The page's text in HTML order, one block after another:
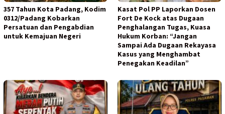
357 Tahun Kota Padang, Kodim
0312/Padang Kobarkan
Persatuan dan Pengabdian
untuk Kemajuan Negeri
Kasat Pol PP Laporkan Dosen
Fort De Kock atas Dugaan
Penghalangan Tugas, Kuasa
Hukum Korban: “Jangan
Sampai Ada Dugaan Rekayasa
Kasus yang Menghambat
Penegakan Keadilan”